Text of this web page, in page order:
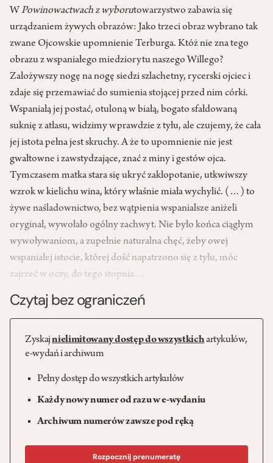
W Powinowactwach z wyborutowarzystwo zabawia się
urządzaniem żywych obrazów: Jako trzeci obraz wybrano tak
zwane Ojcowskie upomnienie Terburga. Któż nie zna tego
obrazu z wspaniałego miedziorytu naszego Willego?
Założywszy nogę na nogę siedzi szlachetny, rycerski ojciec i
zdaje się przemawiać do sumienia stojącej przed nim córki.
Wspaniałą jej postać, otuloną w białą, bogato sfałdowaną
suknię z atłasu, widzimy wprawdzie z tyłu, ale czujemy, że cała
jej istota pełna jest skruchy. A że to upomnienie nie jest
gwałtowne i zawstydzające, znać z miny i gestów ojca.
Tymczasem matka stara się ukryć zakłopotanie, utkwiwszy
wzrok w kielichu wina, który właśnie miała wychylić. (…) to
żywe naśladownictwo, bez wątpienia wspanialsze aniżeli
oryginał, wywołało ogólny zachwyt. Nie było końca ciągłym
wywoływaniom, a zupełnie naturalna chęć, żeby owej
wspaniałej istocie, której dość napatrzono się z tyłu, móc
zajrzeć w oczy, do tego stopnia…
Czytaj bez ograniczeń
Zyskajnielimitowany dostęp do wszystkichartykułów,
e-wydań i archiwum
Pełny dostęp do wszystkich artykułów
Każdy nowy numer od razu w e-wydaniu
Archiwum numerów zawsze pod ręką
Rozpocznij prenumeratę